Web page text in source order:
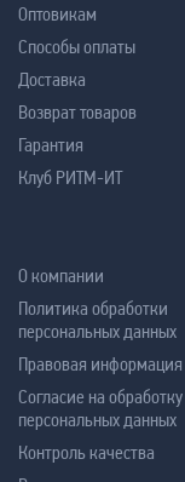
Оптовикам
Способы оплаты
Доставка
Возврат товаров
Гарантия
Клуб РИТМ-ИТ
О компании
Политика обработки
персональных данных
Правовая информация
Согласие на обработку
персональных данных
Контроль качества